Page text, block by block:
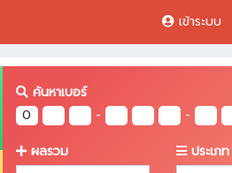
เข้าระบบ
ค้นหาเบอร์
-
-
ผลรวม
ประเภท